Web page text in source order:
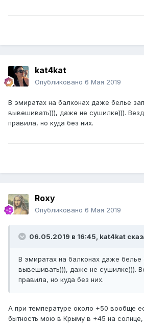
kat4kat
Опубликовано 6 Мая 2019
В эмиратах на балконах даже белье
вывешивать))), даже не сушилке))).
правила, но куда без них.
Roxy
Опубликовано 6 Мая 2019
06.05.2019 в 16:45, kat4kat
В эмиратах на балконах даже
вывешивать))), даже не сушилке))).
правила, но куда без них.
А при температуре около +50 вообще
бытность мою в Крыму в +45 на солнце,